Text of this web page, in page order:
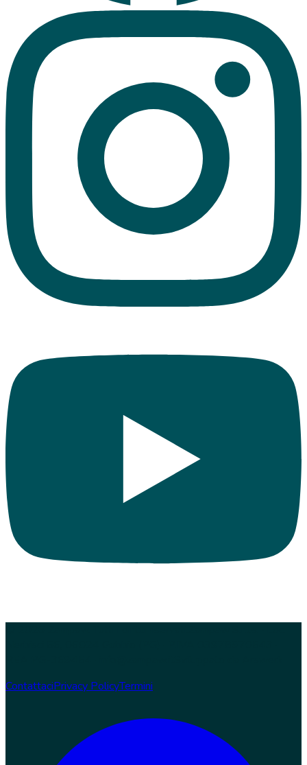
ContattaciPrivacy PolicyTermini